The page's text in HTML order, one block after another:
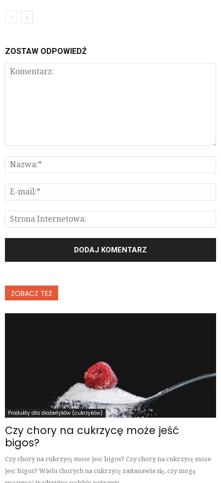
ZOSTAW ODPOWIEDŹ
ZOBACZ TEŻ
Produkty dla diabetyków (cukrzyków)
Czy chory na cukrzycę może jeść
bigos?
Czy chory na cukrzycę może jeść bigos? Czy chory na cukrzycę może
jeść bigos? Wielu chorych na cukrzycę zastanawia się, czy mogą